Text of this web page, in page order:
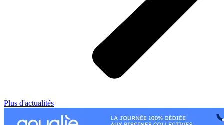
Plus d'actualités